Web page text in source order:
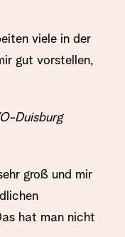
viele in der
gut vorstellen,
Duisburg
groß und mir
hat man nicht